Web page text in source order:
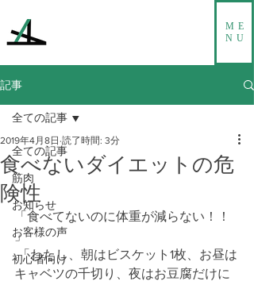
ME
NU
記事
全ての記事
筋肉
お知らせ
お客様の声
初心者向け
全ての記事
食べないダイエットの危
険性
2019年4月8日 読了時間: 3分
「食べてないのに体重が減らない！！
」
「わたし、朝はビスケット1枚、お昼は
キャベツの千切り、夜はお豆腐だけに